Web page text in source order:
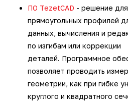
ПО TezetCAD - решение
прямоугольных профилей
данных, вычисления и
по изгибам или коррекции
деталей. Программное
позволяет проводить
геометрии, как при гибке
круглого и квадратного